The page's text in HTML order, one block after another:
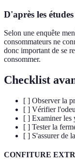
D'après les
Selon une enquête
consommateurs ne
donc important de se
consommer.
Checklist
[ ] Observer la
[ ] Vérifier
[ ] Examiner les
[ ] Tester la
[ ] S'assurer de
CONFITURE